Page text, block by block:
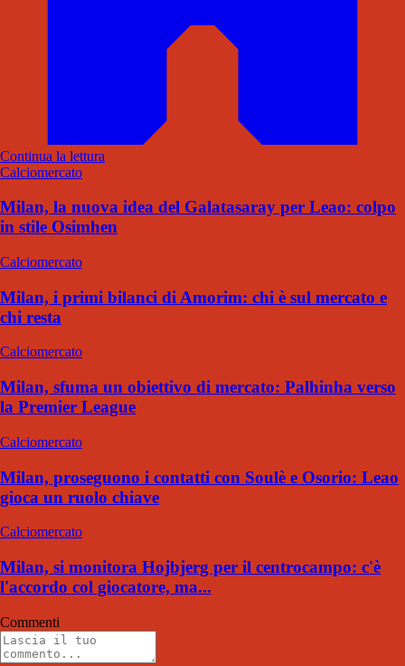
Continua la lettura
Calciomercato
Milan, la nuova idea del Galatasaray per Leao: colpo
in stile Osimhen
Calciomercato
Milan, i primi bilanci di Amorim: chi è sul mercato e
chi resta
Calciomercato
Milan, sfuma un obiettivo di mercato: Palhinha verso
la Premier League
Calciomercato
Milan, proseguono i contatti con Soulè e Osorio: Leao
gioca un ruolo chiave
Calciomercato
Milan, si monitora Hojbjerg per il centrocampo: c'è
l'accordo col giocatore, ma...
Commenti